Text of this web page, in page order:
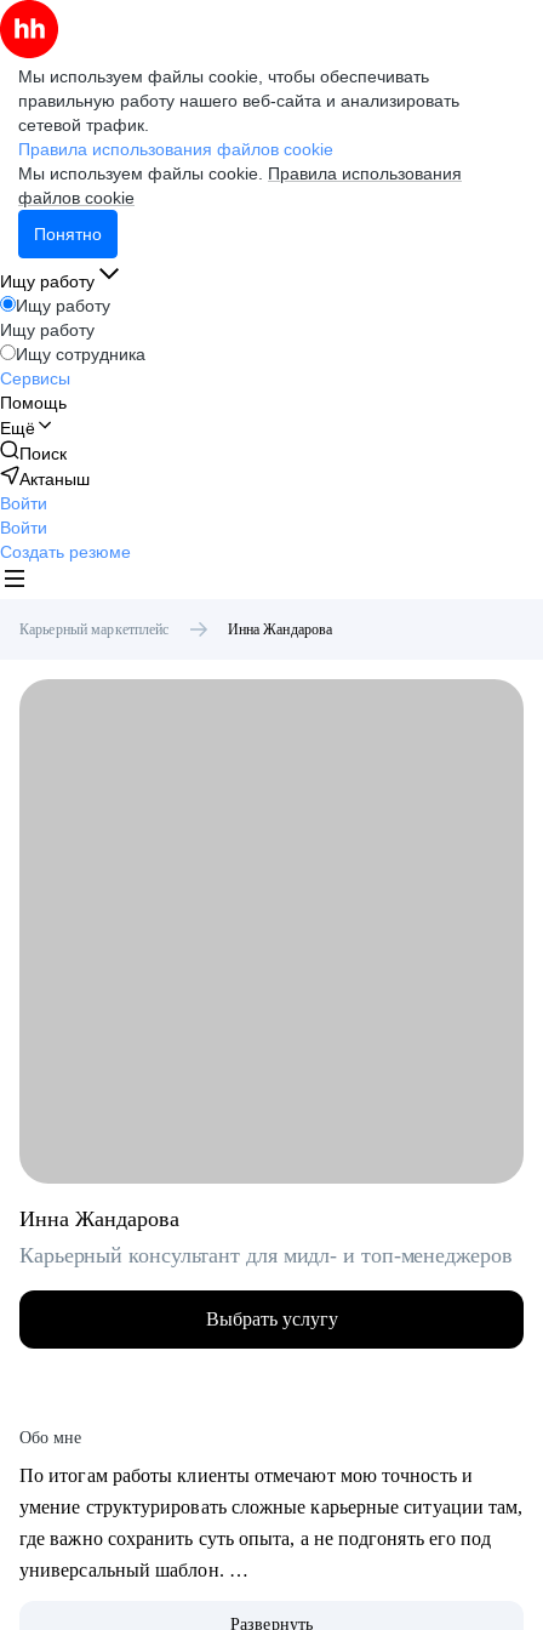
Мы используем файлы cookie, чтобы обеспечивать
правильную работу нашего веб-сайта и анализировать
сетевой трафик.
Правила использования файлов cookie
Мы используем файлы cookie. Правила использования
файлов cookie
Понятно
Ищу работу
Ищу работу
Ищу работу
Ищу сотрудника
Сервисы
Помощь
Ещё
Поиск
Актаныш
Войти
Войти
Создать резюме
Карьерный маркетплейс Инна Жандарова
Инна Жандарова
Карьерный консультант для мидл- и топ-менеджеров
Выбрать услугу
Обо мне
По итогам работы клиенты отмечают мою точность и
умение структурировать сложные карьерные ситуации там,
где важно сохранить суть опыта, а не подгонять его под
универсальный шаблон.
Развернуть